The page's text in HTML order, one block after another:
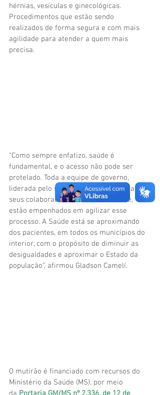
hérnias, vesículas e ginecológicas.
Procedimentos que estão sendo
realizados de forma segura e com mais
agilidade para atender a quem mais
precisa.
“Como sempre enfatizo, saúde é
fundamental, e o acesso não pode ser
protelado. Toda a equipe de governo,
liderada pelo secretário Pedro Pascoal e
seus colaboradores na área da saúde,
estão empenhados em agilizar esse
processo. A Saúde está se aproximando
dos pacientes, em todos os municípios do
interior, com o propósito de diminuir as
desigualdades e aproximar o Estado da
população”, afirmou Gladson Camelí.
O mutirão é financiado com recursos do
Ministério da Saúde (MS), por meio